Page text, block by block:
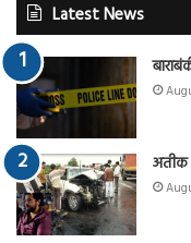
Latest News
अतीक